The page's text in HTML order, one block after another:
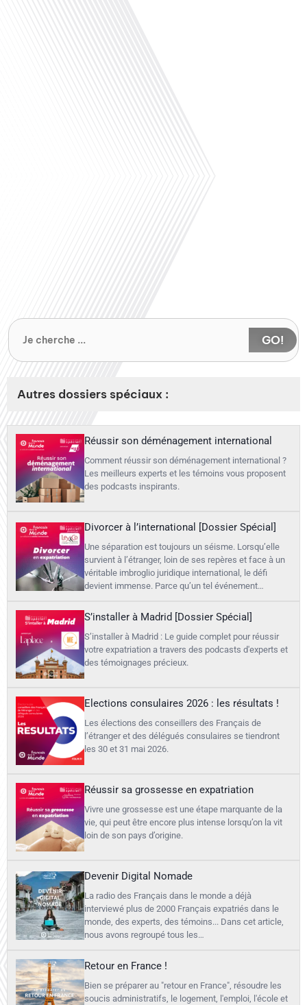
GO!
Autres dossiers spéciaux :
Réussir son déménagement international
Comment réussir son déménagement international ?
Les meilleurs experts et les témoins vous proposent
des podcasts inspirants.
Divorcer à l’international [Dossier Spécial]
Une séparation est toujours un séisme. Lorsqu’elle
survient à l’étranger, loin de ses repères et face à un
véritable imbroglio juridique international, le défi
devient immense. Parce qu’un tel événement…
S’installer à Madrid [Dossier Spécial]
S’installer à Madrid : Le guide complet pour réussir
votre expatriation a travers des podcasts d'experts et
des témoignages précieux.
Elections consulaires 2026 : les résultats !
Les élections des conseillers des Français de
l’étranger et des délégués consulaires se tiendront
les 30 et 31 mai 2026.
Réussir sa grossesse en expatriation
Vivre une grossesse est une étape marquante de la
vie, qui peut être encore plus intense lorsqu’on la vit
loin de son pays d’origine.
Devenir Digital Nomade
La radio des Français dans le monde a déjà
interviewé plus de 2000 Français expatriés dans le
monde, des experts, des témoins... Dans cet article,
nous avons regroupé tous les…
Retour en France !
Bien se préparer au "retour en France", résoudre les
soucis administratifs, le logement, l'emploi, l'école et